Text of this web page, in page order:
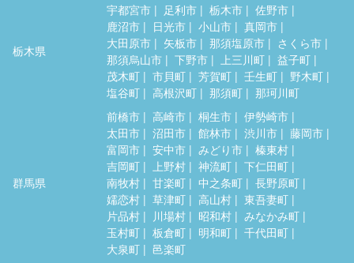
栃木県
宇都宮市 足利市 栃木市
佐野市
鹿沼市
日光市 小山市
真岡市
大田原市
矢板市 那須塩原市
さくら市
那須烏山市
下野市 上三川町
益子町
茂木町
市貝町 芳賀町 壬生町
野木町
塩谷町
高根沢町 那須町 那珂川町
群馬県
前橋市 高崎市 桐生市
伊勢崎市
太田市
沼田市 館林市 渋川市
藤岡市
富岡市
安中市 みどり市
榛東村
吉岡町
上野村 神流町
下仁田町
南牧村
甘楽町 中之条町
長野原町
嬬恋村
草津町 高山村
東吾妻町
片品村
川場村 昭和村
みなかみ町
玉村町
板倉町 明和町
千代田町
大泉町
邑楽町